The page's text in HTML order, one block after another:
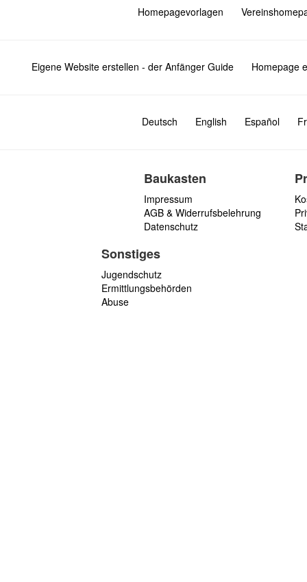
Homepagevorlagen
Eigene Website erstellen - der Anfänger Guide Homepage
Deutsch English Español
Baukasten
Impressum
AGB & Widerrufsbelehrung
Datenschutz
Sonstiges
Jugendschutz
Ermittlungsbehörden
Abuse